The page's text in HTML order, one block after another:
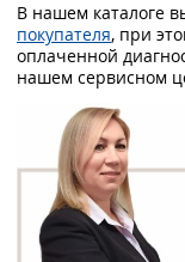
В нашем каталоге
покупателя, при
оплаченной
нашем сервисном